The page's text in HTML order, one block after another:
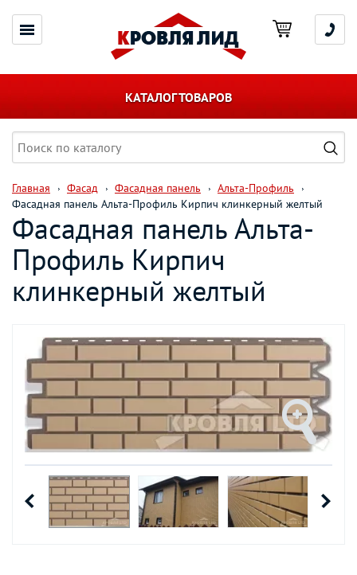
КАТАЛОГ ТОВАРОВ
Главная Фасад Фасадная панель
Альта-Профиль
Фасадная панель Альта-Профиль Кирпич клинкерный желтый
Фасадная панель Альта-
Профиль Кирпич
клинкерный желтый